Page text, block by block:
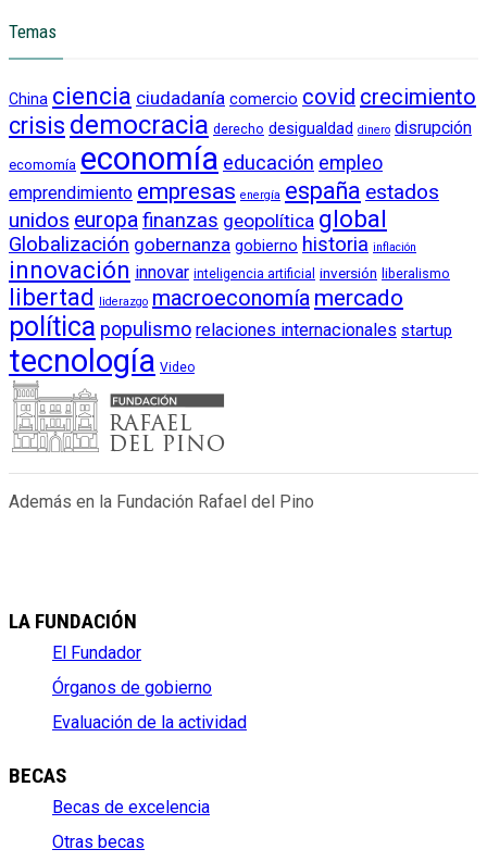
Temas
China ciencia ciudadanía comercio covid crecimiento
crisis democracia derecho desigualdad dinero disrupción
ecomomía economía educación empleo
emprendimiento empresas energía españa estados
unidos europafinanzas geopolítica global
Globalización gobernanza gobierno historia inflación
innovación innovar inteligencia artificial inversión liberalismo
libertad liderazgo macroeconomía mercado
política populismo relaciones internacionales startup
tecnología Video
Además en la Fundación Rafael del Pino
LA FUNDACIÓN
El Fundador
Órganos de gobierno
Evaluación de la actividad
BECAS
Becas de excelencia
Otras becas